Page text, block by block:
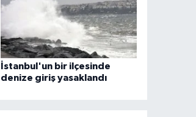
İstanbul'un bir ilçesinde
denize giriş yasaklandı